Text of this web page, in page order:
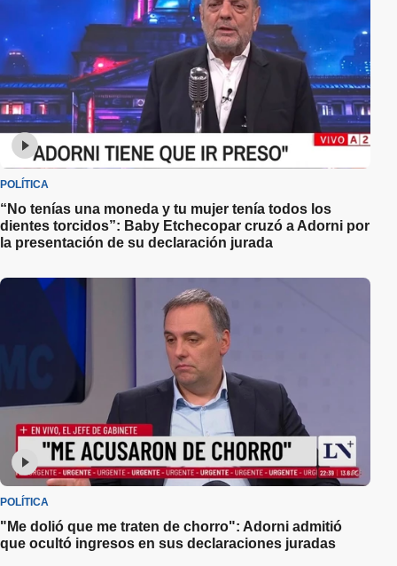
POLÍTICA
“No tenías una moneda y tu mujer tenía todos los
dientes torcidos”: Baby Etchecopar cruzó a Adorni por
la presentación de su declaración jurada
POLÍTICA
"Me dolió que me traten de chorro": Adorni admitió
que ocultó ingresos en sus declaraciones juradas